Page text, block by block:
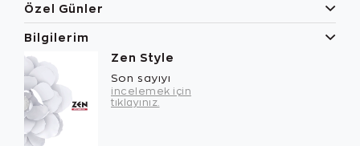
Özel Günler
Bilgilerim
Zen Style
Son sayıyı
incelemek için
tıklayınız.